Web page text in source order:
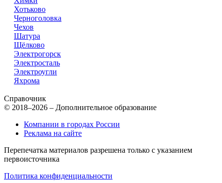
Хотьково
Черноголовка
Чехов
Шатура
Щёлково
Электрогорск
Электросталь
Электроугли
Яхрома
Справочник
© 2018–2026 – Дополнительное образование
Компании в городах России
Реклама на сайте
Перепечатка материалов разрешена только с указанием
первоисточника
Политика конфиденциальности